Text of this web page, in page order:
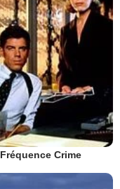
Fréquence Crime